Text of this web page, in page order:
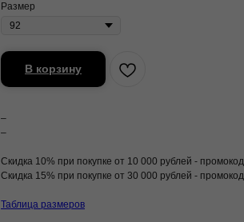
Размер
В корзину
–
–
Скидка 10% при покупке от 10 000 рублей -
Скидка 15% при покупке от 30 000 рублей -
Таблица размеров